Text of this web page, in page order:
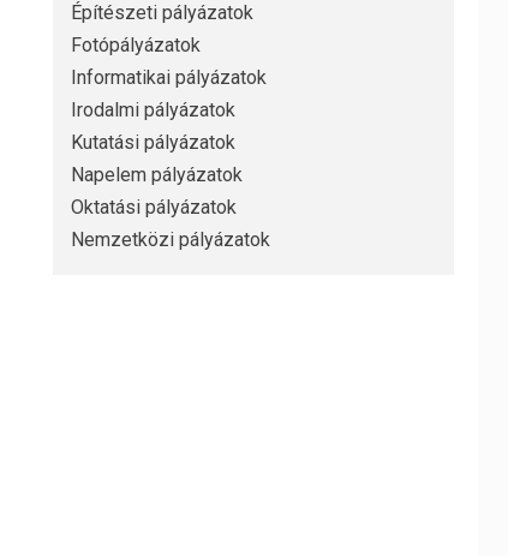
Építészeti pályázatok
Fotópályázatok
Informatikai pályázatok
Irodalmi pályázatok
Kutatási pályázatok
Napelem pályázatok
Oktatási pályázatok
Nemzetközi pályázatok